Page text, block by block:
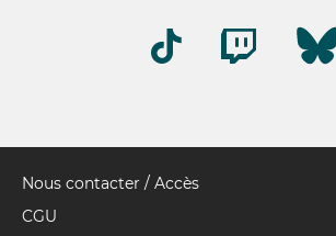
Pied
de
Nous contacter / Accès
CGU